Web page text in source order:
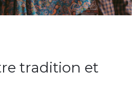
tradition et